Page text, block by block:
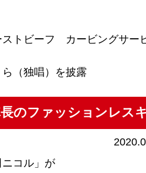
ストビーフ カービングサ
（独唱）を披露
のファッションレス
コル」が